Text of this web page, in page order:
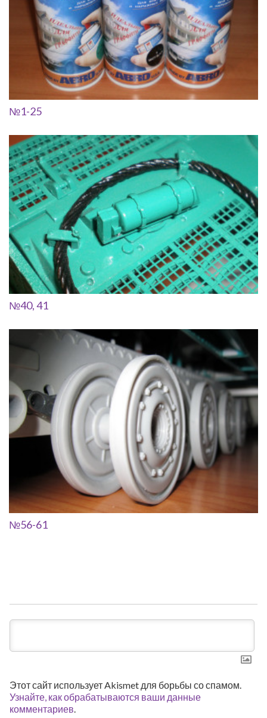
№1-25
№40, 41
№56-61
Этот сайт использует Akismet для борьбы со спамом.
Узнайте, как обрабатываются ваши данные
комментариев.